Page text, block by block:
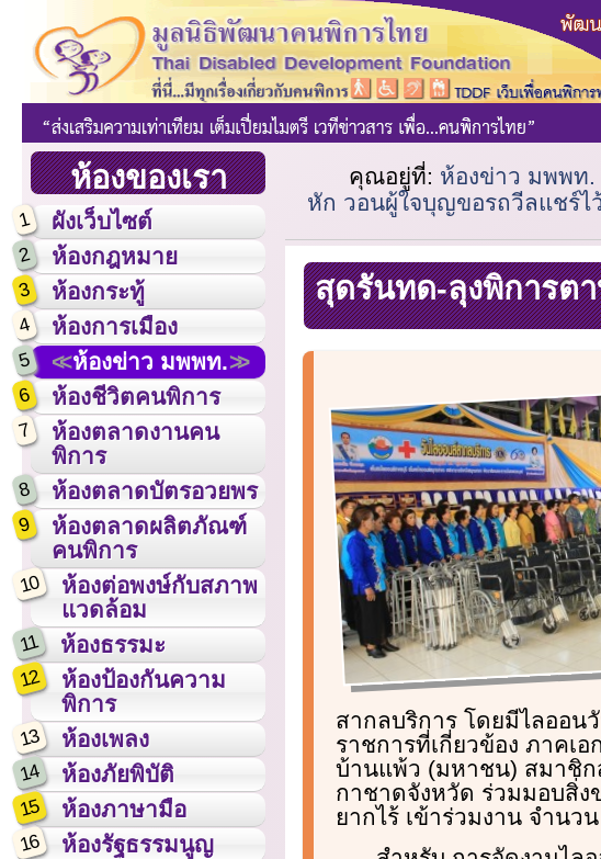
ห้องของเรา
1 ผังเว็บไซต์
2 ห้องกฎหมาย
3 ห้องกระทู้
4 ห้องการเมือง
5 ห้องข่าว มพพท.
6 ห้องชีวิตคนพิการ
7
ห้องตลาดงานคน
พิการ
8 ห้องตลาดบัตรอวยพร
9
ห้องตลาดผลิตภัณฑ์
คนพิการ
10
ห้องต่อพงษ์กับสภาพ
แวดล้อม
11 ห้องธรรมะ
12
ห้องป้องกันความ
พิการ
13 ห้องเพลง
14 ห้องภัยพิบัติ
15 ห้องภาษามือ
16 ห้องรัฐธรรมนูญ
คุณอยู่ที่: ห้องข่าว มพพท.
หัก วอนผู้ใจบุญขอรถวีลแชร์ไ
สุดรันทด-ลุงพิการต
สากลบริการ โดยมีไลออน
ราชการที่เกี่ยวข้อง ภาคเ
บ้านแพ้ว (มหาชน) สมาชิก
กาชาดจังหวัด ร่วมมอบสิ่ง
ยากไร้ เข้าร่วมงาน จำนว